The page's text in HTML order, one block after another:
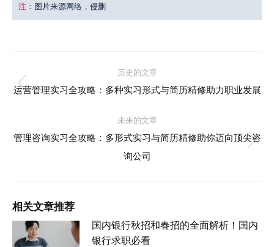
注 ：图片来源网络，侵删
章
航
历史的文章
历
的
文
章：
运营管理实习全攻略：多种实习形式与简历精修助力职业发展
未来的文章
未
来
管理咨询实习全攻略：多形式实习与简历精修助你迈向顶尖咨
询公司
相关文章推荐
国内银行秋招和春招的全面解析！国内
银行求职必看